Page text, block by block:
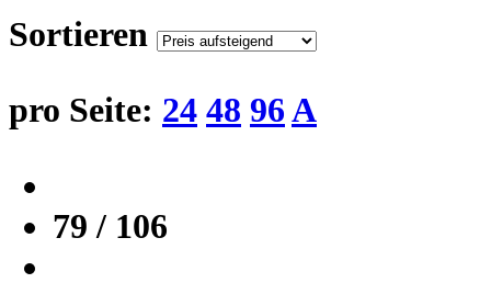
Sortieren
pro Seite: 24 48 96A
79 / 106